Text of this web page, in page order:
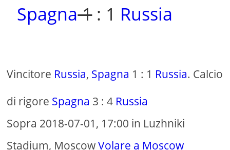
Spagna1: 1 Russia
Vincitore Russia, Spagna 1 : 1 Russia. Calcio
di rigore Spagna 3 : 4 Russia
Sopra 2018-07-01, 17:00 in Luzhniki
Stadium, MoscowVolare a Moscow